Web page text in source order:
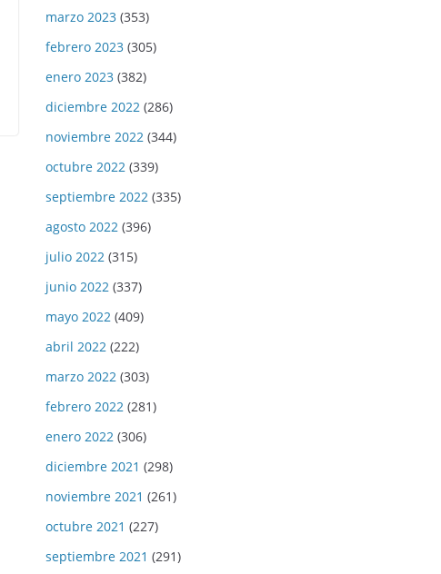
marzo 2023 (353)
febrero 2023 (305)
enero 2023 (382)
diciembre 2022 (286)
noviembre 2022 (344)
octubre 2022 (339)
septiembre 2022 (335)
agosto 2022 (396)
julio 2022 (315)
junio 2022 (337)
mayo 2022 (409)
abril 2022 (222)
marzo 2022 (303)
febrero 2022 (281)
enero 2022 (306)
diciembre 2021 (298)
noviembre 2021 (261)
octubre 2021 (227)
septiembre 2021 (291)